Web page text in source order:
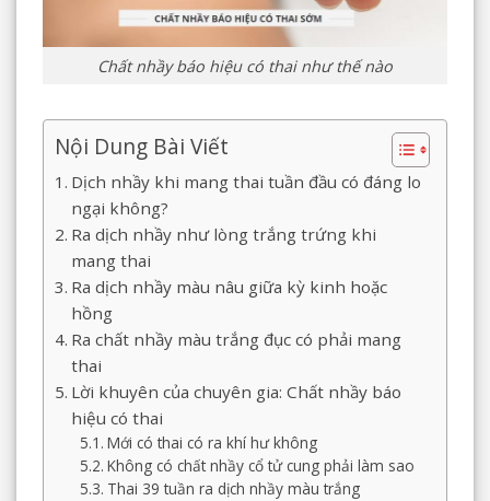
Chất nhầy báo hiệu có thai như thế nào
Nội Dung Bài Viết
Dịch nhầy khi mang thai tuần đầu có đáng lo
ngại không?
Ra dịch nhầy như lòng trắng trứng khi
mang thai
Ra dịch nhầy màu nâu giữa kỳ kinh hoặc
hồng
Ra chất nhầy màu trắng đục có phải mang
thai
Lời khuyên của chuyên gia: Chất nhầy báo
hiệu có thai
Mới có thai có ra khí hư không
Không có chất nhầy cổ tử cung phải làm sao
Thai 39 tuần ra dịch nhầy màu trắng